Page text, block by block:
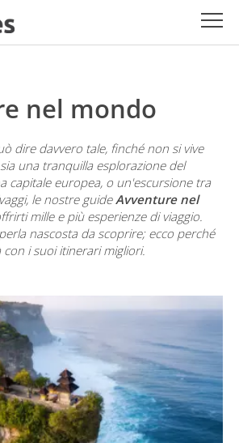
nel mondo
dire davvero tale, finché non si vive
una tranquilla esplorazione del
capitale europea, o un'escursione tra
le nostre guideAvventure nel
mille e più esperienze di viaggio.
nascosta da scoprire; ecco perché
i suoi itinerari migliori.